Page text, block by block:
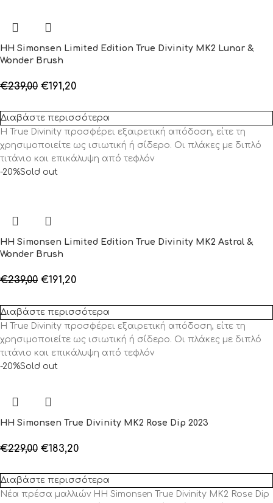
HH Simonsen Limited Edition True Divinity MK2 Lunar &
Wonder Brush
€239,00 €191,20
Διαβάστε περισσότερα
Η True Divinity προσφέρει εξαιρετική απόδοση, είτε τη
χρησιμοποιείτε ως ισιωτική ή σίδερο. Οι πλάκες με διπλό
τιτάνιο και επικάλυψη από τεφλόν
-20%Sold out
HH Simonsen Limited Edition True Divinity MK2 Astral &
Wonder Brush
€239,00 €191,20
Διαβάστε περισσότερα
Η True Divinity προσφέρει εξαιρετική απόδοση, είτε τη
χρησιμοποιείτε ως ισιωτική ή σίδερο. Οι πλάκες με διπλό
τιτάνιο και επικάλυψη από τεφλόν
-20%Sold out
HH Simonsen True Divinity MK2 Rose Dip 2023
€229,00 €183,20
Διαβάστε περισσότερα
Νέα πρέσα μαλλιών HH Simonsen True Divinity MK2 Rose Dip